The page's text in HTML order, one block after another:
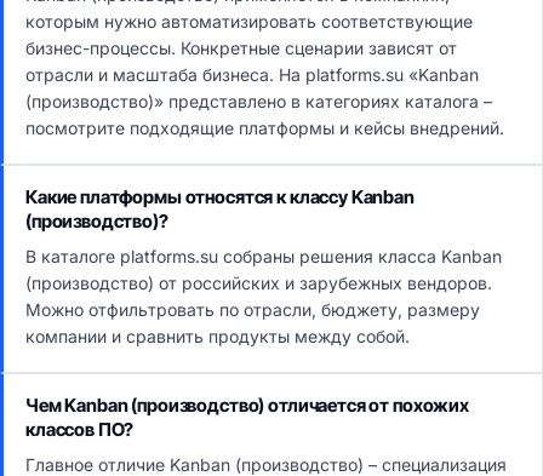
которым нужно автоматизировать соответствующие
бизнес-процессы. Конкретные сценарии зависят от
отрасли и масштаба бизнеса. На platforms.su «Kanban
(производство)» представлено в категориях каталога –
посмотрите подходящие платформы и кейсы внедрений.
Какие платформы относятся к классу Kanban
(производство)?
В каталоге platforms.su собраны решения класса Kanban
(производство) от российских и зарубежных вендоров.
Можно отфильтровать по отрасли, бюджету, размеру
компании и сравнить продукты между собой.
Чем Kanban (производство) отличается от похожих
классов ПО?
Главное отличие Kanban (производство) – специализация